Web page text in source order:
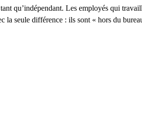
qu’indépendant. Les employés qui
la seule différence : ils sont « hors du